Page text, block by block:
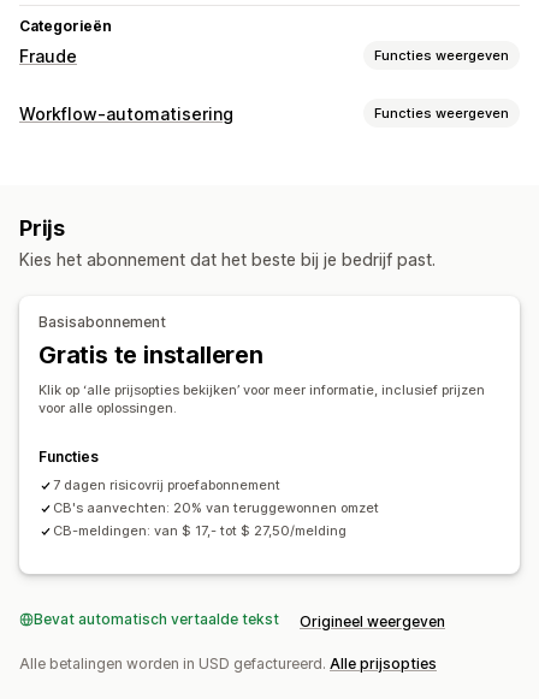
Categorieën
Fraude Functies weergeven
Fraudetypen
Preventietools
Validatie van bestelling
Pauzering van bestelling
Identiteitsverificatie
AI-detectie
Fraudefilters
Meldingen en analytics
Risicomeldingen
Verdachte activiteit
Fraudemeldingen
Terugboekingsanalytics
Risicorapporten App-meldingen E-mailmeldingen
Workflow-automatisering Functies weergeven
Tags voor bestellingen
Prijs
Kies het abonnement dat het beste bij je bedrijf past.
Basisabonnement
Gratis te installeren
Klik op ‘alle prijsopties bekijken’ voor meer informatie, inclusief prijzen
voor alle oplossingen.
Functies
7 dagen risicovrij proefabonnement
CB's aanvechten: 20% van teruggewonnen omzet
CB-meldingen: van $ 17,- tot $ 27,50/melding
Bevat automatisch vertaalde tekst Origineel weergeven
Alle betalingen worden in USD gefactureerd. Alle prijsopties